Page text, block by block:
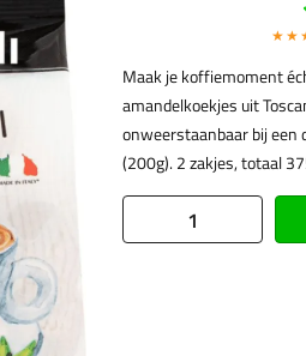
Maak je koffiemoment
amandelkoekjes uit
onweerstaanbaar bij een
(200g). 2 zakjes, totaal